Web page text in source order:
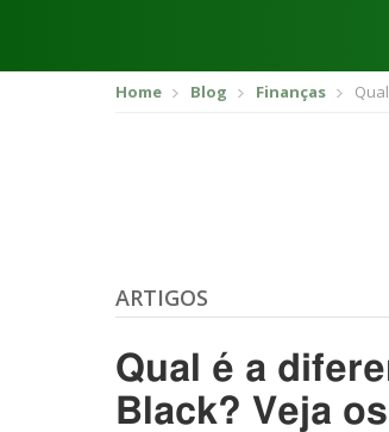
Home Blog Finanças
ARTIGOS
Qual é a
Black? Veja